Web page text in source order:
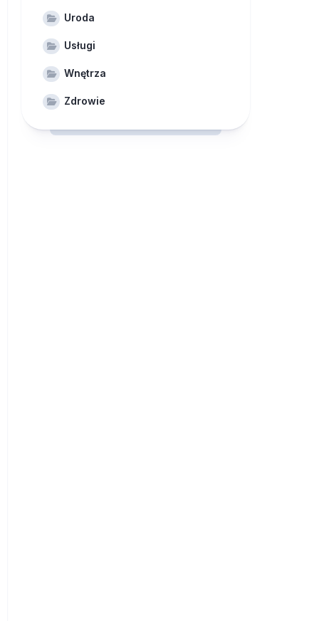
Uroda
Usługi
Wnętrza
Zdrowie